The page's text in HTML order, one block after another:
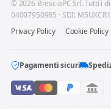
© 2026 BresciaPC Srl. Tutti i
04007950985 · SDI: M5UXCR1
Privacy Policy
Cookie Policy
Pagamenti sicuri